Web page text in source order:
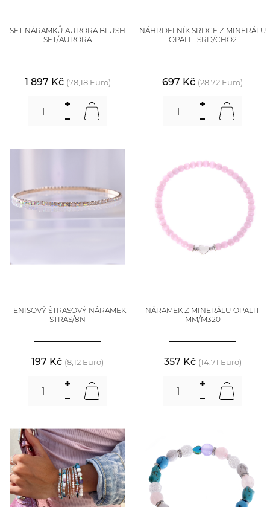
SET NÁRAMKŮ AURORA BLUSH
SET/AURORA
1 897 Kč (78,18 Euro)
NÁHRDELNÍK SRDCE Z MINERÁLU
OPALIT SRD/CHO2
697 Kč (28,72 Euro)
TENISOVÝ ŠTRASOVÝ NÁRAMEK
STRAS/8N
197 Kč (8,12 Euro)
NÁRAMEK Z MINERÁLU OPALIT
MM/M320
357 Kč (14,71 Euro)